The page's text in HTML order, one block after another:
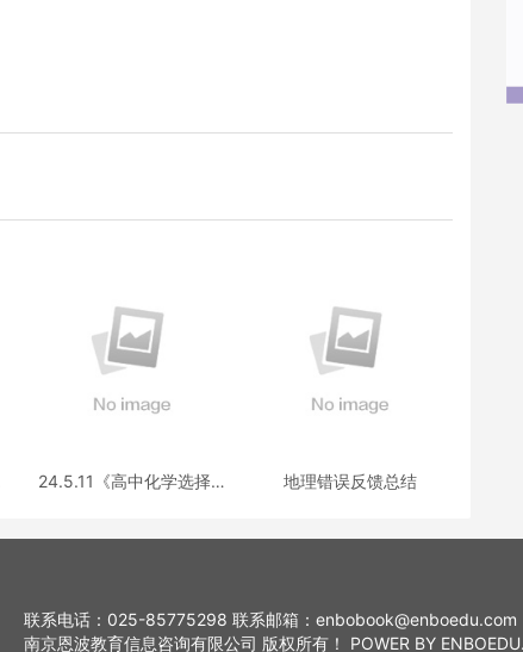
24.5.11《高中化学选择性
地理错误反馈总结
联系电话：025-85775298 联系邮箱：enbobook@enboedu.com
南京恩波教育信息咨询有限公司 版权所有！ POWER BY